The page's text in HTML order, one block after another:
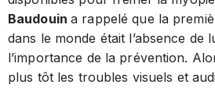
Baudouina rappelé que la
dans le monde était l’absence de
l’importance de la prévention.
plus tôt les troubles visuels et